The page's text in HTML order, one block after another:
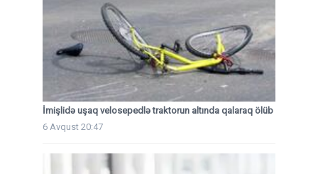
İmişlidə uşaq velosepedlə traktorun altında qalaraq ölüb
6 Avqust 20:47